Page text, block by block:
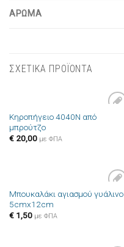
ΑΡΩΜΑ
ΣΧΕΤΙΚΑ ΠΡΟΪΟΝΤΑ
Πρόσθήκη
Κηροπήγειο 4040N από
μπρούτζο
€20,00 με ΦΠΑ
Πρόσθήκη
Μπουκαλάκι αγιασμού γυάλινο
5cmx12cm
€1,50 με ΦΠΑ